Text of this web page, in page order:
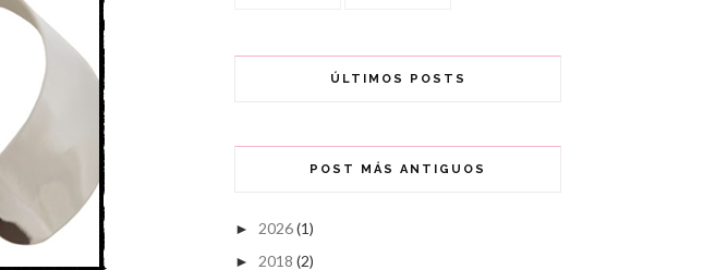
ÚLTIMOS POSTS
POST MÁS ANTIGUOS
► 2026(1)
► 2018 (2)